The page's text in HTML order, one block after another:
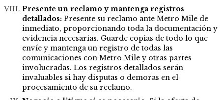
Presente un reclamo y mantenga registros
detallados: Presente su reclamo ante Metro Mile de
inmediato, proporcionando toda la documentación y
evidencia necesarias. Guarde copias de todo lo que
envíe y mantenga un registro de todas las
comunicaciones con Metro Mile y otras partes
involucradas. Los registros detallados serán
invaluables si hay disputas o demoras en el
procesamiento de su reclamo.